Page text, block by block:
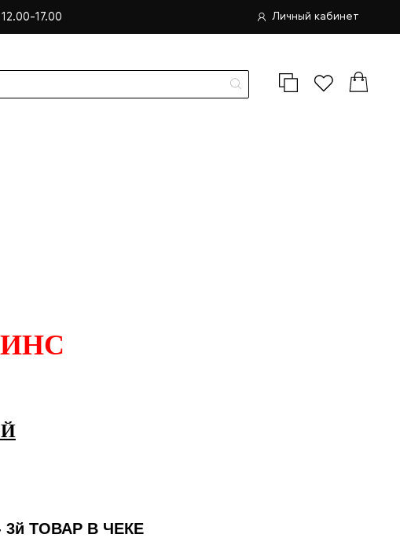
17.00 Личный кабинет
3й ТОВАР В ЧЕКЕ